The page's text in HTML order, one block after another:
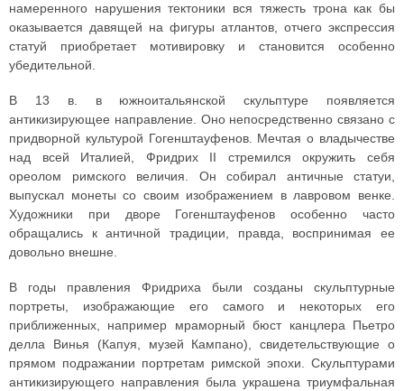
намеренного нарушения тектоники вся тяжесть трона как бы
оказывается давящей на фигуры атлантов, отчего экспрессия
статуй приобретает мотивировку и становится особенно
убедительной.
В 13 в. в южноитальянской скульптуре появляется
антикизирующее направление. Оно непосредственно связано с
придворной культурой Гогенштауфенов. Мечтая о владычестве
над всей Италией, Фридрих II стремился окружить себя
ореолом римского величия. Он собирал античные статуи,
выпускал монеты со своим изображением в лавровом венке.
Художники при дворе Гогенштауфенов особенно часто
обращались к античной традиции, правда, воспринимая ее
довольно внешне.
В годы правления Фридриха были созданы скульптурные
портреты, изображающие его самого и некоторых его
приближенных, например мраморный бюст канцлера Пьетро
делла Винья (Капуя, музей Кампано), свидетельствующие о
прямом подражании портретам римской эпохи. Скульптурами
антикизирующего направления была украшена триумфальная